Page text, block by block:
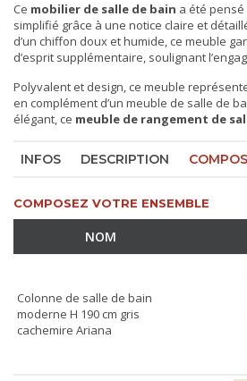
Ce mobilier de salle de bain a été
simplifié grâce à une notice claire et
d’un chiffon doux et humide, ce meuble
d’esprit supplémentaire, soulignant
Polyvalent et design, ce meuble
en complément d’un meuble de salle de
élégant, ce meuble de rangement de
INFOS DESCRIPTION
COMPOSEZ VOTRE ENSEMBLE
NOM
Colonne de salle de bain
moderne H 190 cm gris
cachemire Ariana